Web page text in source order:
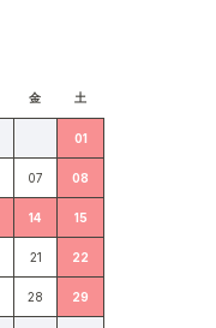
金 土
01
07 08
14 15
21 22
28 29